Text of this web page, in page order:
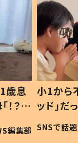
歳息
？」
編集部
小1から
ッド」
作り続
#令和の子
SNSで話題